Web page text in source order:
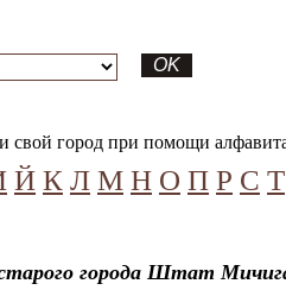
свой город при помощи
Й К Л М Н О П Р С Т
города Штат